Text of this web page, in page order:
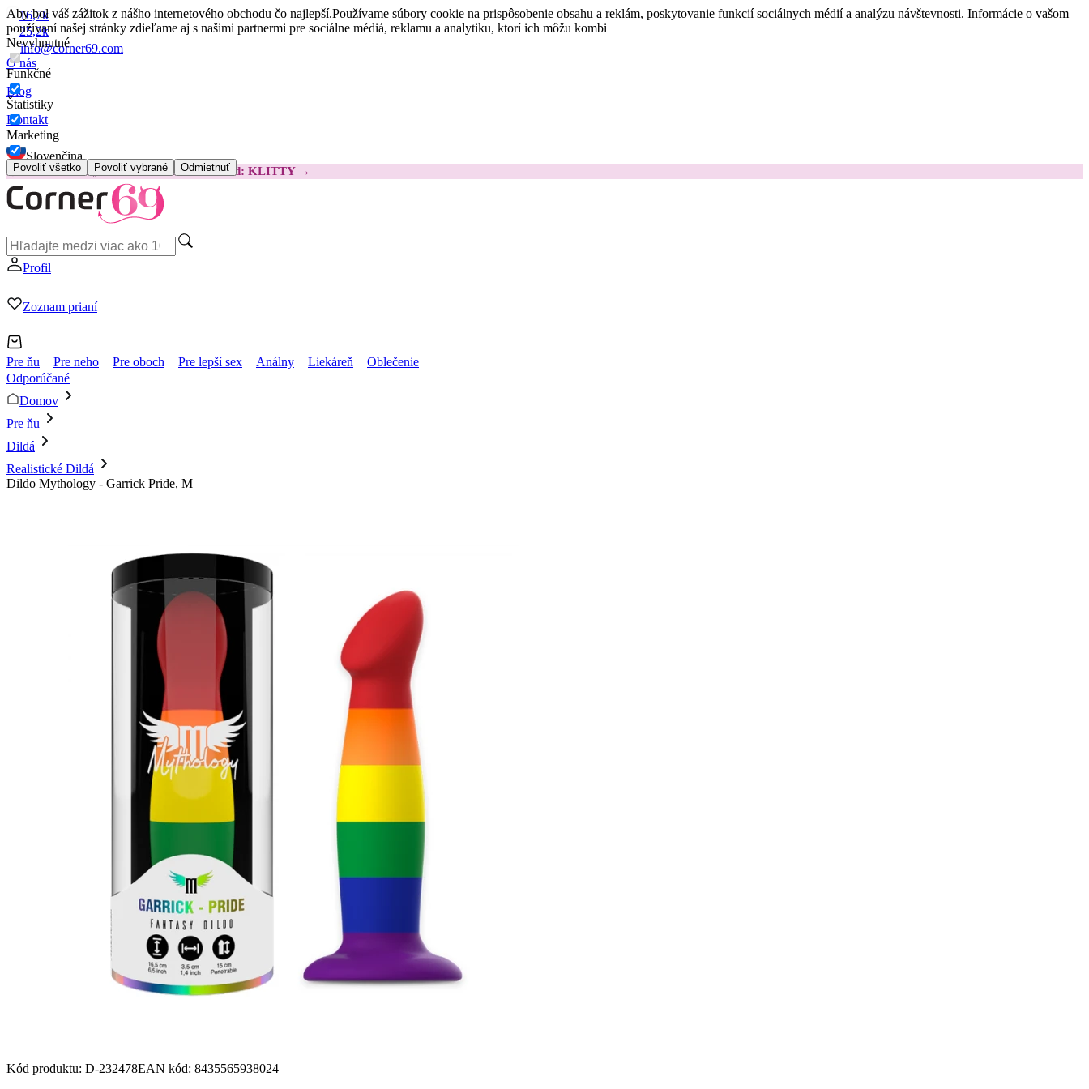
Aby bol váš zážitok z nášho internetového obchodu čo najlepší.Používame súbory cookie na prispôsobenie obsahu a reklám, poskytovanie funkcií sociálnych médií a analýzu návštevnosti. Informácie o vašom
používaní našej stránky zdieľame aj s našimi partnermi pre sociálne médiá, reklamu a analytiku, ktorí ich môžu kombi
Nevyhnutné
Funkčné
Štatistiky
Marketing
Povoliť všetko Povoliť vybrané Odmietnuť
16,7k
25,2k
info@corner69.com
O nás
Blog
Kontakt
Slovenčina
😽Svakom Klitty: O 15 € LACNEJŠIEKód: KLITTY →
Profil
Zoznam prianí
Pre ňu Pre neho Pre oboch Pre lepší sex Análny Liekáreň
Oblečenie
Odporúčané
Domov
Pre ňu
Dildá
Realistické Dildá
Dildo Mythology - Garrick Pride, M
Kód produktu: D-232478EAN kód: 8435565938024